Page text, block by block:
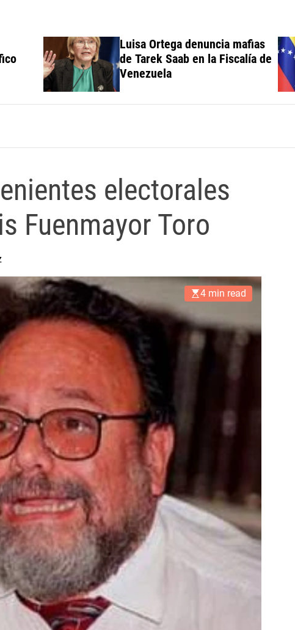
mafias
la Fiscalía de
Magistrada Lourdes Benicia
Suárez Anderson raspa la
antes de huir, Trata de
mafioso que René Díaz
electorales
Fuenmayor Toro
4 min read